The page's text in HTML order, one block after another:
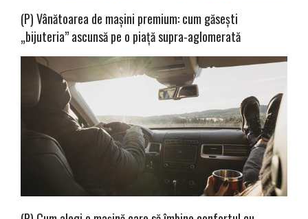
(P) Vânătoarea de mașini premium: cum găsești
„bijuteria” ascunsă pe o piață supra-aglomerată